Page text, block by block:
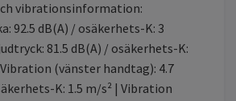
vibrationsinformation:
92.5 dB(A) / osäkerhets-K: 3
81.5 dB(A) / osäkerhets-K:
(vänster handtag): 4.7
K: 1.5 m/s² | Vibration